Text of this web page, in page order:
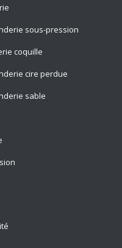
sous-pression
coquille
cire perdue
sable